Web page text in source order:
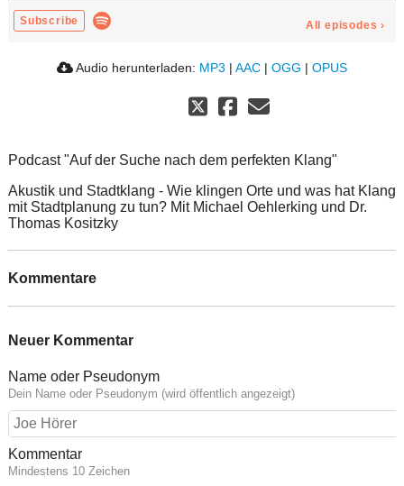
Subscribe All episodes ›
Audio herunterladen: MP3 | AAC | OGG | OPUS
Podcast "Auf der Suche nach dem perfekten Klang"
Akustik und Stadtklang - Wie klingen Orte und was hat Klang
mit Stadtplanung zu tun? Mit Michael Oehlerking und Dr.
Thomas Kositzky
Kommentare
Neuer Kommentar
Name oder Pseudonym
Dein Name oder Pseudonym (wird öffentlich angezeigt)
Kommentar
Mindestens 10 Zeichen